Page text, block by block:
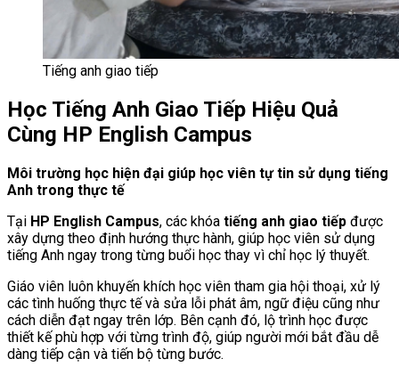
Tiếng anh giao tiếp
Học Tiếng Anh Giao Tiếp Hiệu Quả
Cùng HP English Campus
Môi trường học hiện đại giúp học viên tự tin sử dụng tiếng
Anh trong thực tế
Tại HP English Campus, các khóa tiếng anh giao tiếp được
xây dựng theo định hướng thực hành, giúp học viên sử dụng
tiếng Anh ngay trong từng buổi học thay vì chỉ học lý thuyết.
Giáo viên luôn khuyến khích học viên tham gia hội thoại, xử lý
các tình huống thực tế và sửa lỗi phát âm, ngữ điệu cũng như
cách diễn đạt ngay trên lớp. Bên cạnh đó, lộ trình học được
thiết kế phù hợp với từng trình độ, giúp người mới bắt đầu dễ
dàng tiếp cận và tiến bộ từng bước.